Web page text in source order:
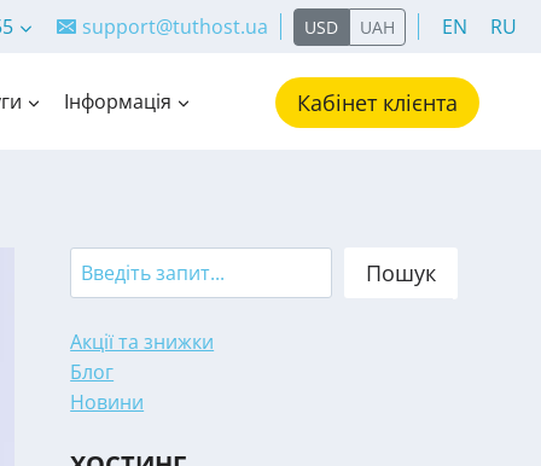
support@tuthost.ua USD UAH EN RU
Інформація Кабінет клієнта
Search Пошук
Акції та знижки
Блог
Новини